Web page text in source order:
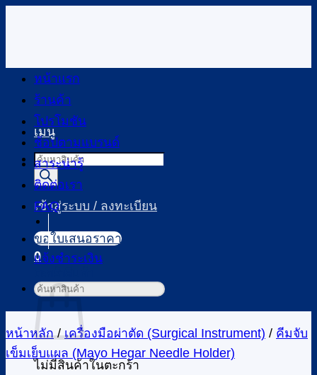
เนื้อหา
เมนู
Products
search
เข้าสู่ระบบ / ลงทะเบียน
0
ไม่มีสินค้าในตะกร้า
หน้าแรก
ร้านค้า
โปรโมชัน
ช้อปตามแบรนด์
สาระน่ารู้
ติดต่อเรา
FAQ
ขอใบเสนอราคา
แจ้งชำระเงิน
ค้นหา:
หน้าหลัก / เครื่องมือผ่าตัด (Surgical Instrument) / คีมจับ
เข็มเย็บแผล (Mayo Hegar Needle Holder)